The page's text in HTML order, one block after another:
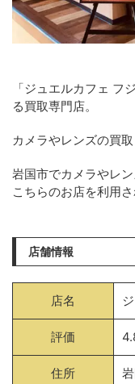
「ジュエルカフェ フ
る買取専門店。
カメラやレンズの買
岩国市でカメラやレ
こちらのお店を利用
店舗情報
店名
評価
住所